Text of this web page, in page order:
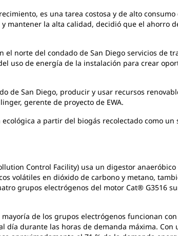
es una tarea costosa y de alto consumo
mantener la alta calidad, decidió que el ahorro
el norte del condado de San Diego servicios de
uso de energía de la instalación para crear
de San Diego, producir y usar recursos
gerente de proyecto de EWA.
a partir del biogás recolectado como
Control Facility) usa un digestor
volátiles en dióxido de carbono y metano,
grupos electrógenos del motor Cat® G3516
de los grupos electrógenos funcionan
día durante las horas de demanda máxima. Con